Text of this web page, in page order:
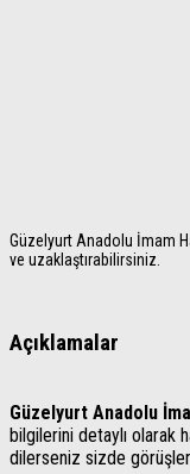
Güzelyurt Anadolu İmam
ve uzaklaştırabilirsiniz.
Açıklamalar
Güzelyurt Anadolu
bilgilerini detaylı olarak
dilerseniz sizde